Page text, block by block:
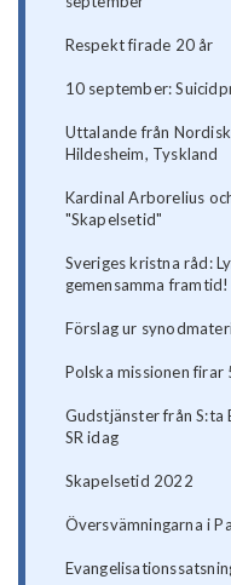
Respekt firade 20 år
10 september:
Uttalande från
Hildesheim, Tyskland
Kardinal Arborelius
"Skapelsetid"
Sveriges kristna råd:
gemensamma framtid!
Förslag ur
Polska missionen
Gudstjänster från S:ta
SR idag
Skapelsetid 2022
Översvämningarna i